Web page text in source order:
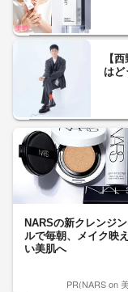
【
はど
NARSの新クレンジ
ルで毎朝、メイク映
い美肌へ
PR(NARS on